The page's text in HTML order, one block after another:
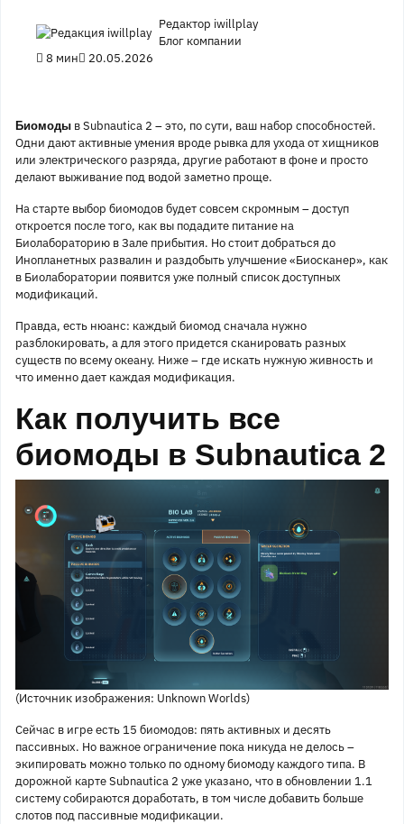
Редактор iwillplay
Блог компании
8 мин
20.05.2026
Биомоды в Subnautica 2 – это, по сути, ваш набор способностей.
Одни дают активные умения вроде рывка для ухода от хищников
или электрического разряда, другие работают в фоне и просто
делают выживание под водой заметно проще.
На старте выбор биомодов будет совсем скромным – доступ
откроется после того, как вы подадите питание на
Биолабораторию в Зале прибытия. Но стоит добраться до
Инопланетных развалин и раздобыть улучшение «Биосканер», как
в Биолаборатории появится уже полный список доступных
модификаций.
Правда, есть нюанс: каждый биомод сначала нужно
разблокировать, а для этого придется сканировать разных
существ по всему океану. Ниже – где искать нужную живность и
что именно дает каждая модификация.
Как получить все
биомоды в Subnautica 2
(Источник изображения: Unknown Worlds)
Сейчас в игре есть 15 биомодов: пять активных и десять
пассивных. Но важное ограничение пока никуда не делось –
экипировать можно только по одному биомоду каждого типа. В
дорожной карте Subnautica 2 уже указано, что в обновлении 1.1
систему собираются доработать, в том числе добавить больше
слотов под пассивные модификации.